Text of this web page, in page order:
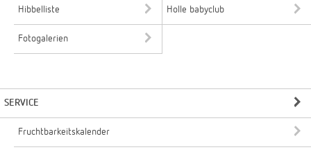
Hibbelliste Holle babyclub
Fotogalerien
SERVICE
Fruchtbarkeitskalender